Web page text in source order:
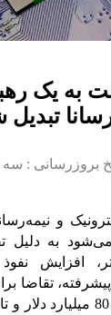
به یک
تبدیل
بروزرسانی : سه شنبه ۲۰
و
به دلیل
افزایش
تقاضا